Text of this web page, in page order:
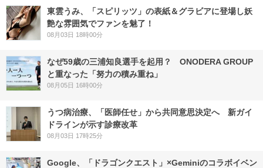
東雲うみ、「スピリッツ」の表紙＆グラビアに登場し妖
艶な雰囲気でファンを魅了！
08月03日 18時00分
なぜ59歳の三浦知良選手を起用？ ONODERA GROUP
と重なった「努力の積み重ね」
08月05日 16時00分
うつ病治療、「医師任せ」から共同意思決定へ 新ガイ
ドラインが示す診療改革
08月03日 17時25分
Google、「ドラゴンクエスト」×Geminiのコラボイベン